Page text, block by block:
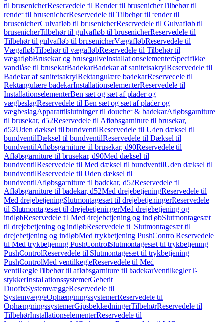
til brusenicherReservedele til Render til brusenicherTilbehør til
render til brusenicherReservedele til Tilbehør til render til
brusenicherGulvafløb til brusenicherReservedele til Gulvafløb til
brusenicherTilbehør til gulvafløb til brusenicherReservedele til
Tilbehør til gulvafløb til brusenicherVægafløbReservedele til
VægafløbTilbehør til vægafløbReservedele til Tilbehør til
vægafløbBrusekar og brusegulveInstallationselementerSpecifikke
vandlåse til brusekarBadekarBadekar af sanitetsakrylReservedele til
Badekar af sanitetsakrylRektangulære badekarReservedele til
Rektangulære badekarInstallationselementerReservedele til
InstallationselementerBen sæt og sæt af plader og
vægbeslagReservedele til Ben sæt og sæt af plader og
vægbeslagApparattilslutninger til doucher & badekarAfløbsgarniture
til brusekar, d52Reservedele til Afløbsgarniture til brusekar,
d52Uden dæksel til bundventilReservedele til Uden dæksel til
bundventilDæksel til bundventilReservedele til Dæksel til
bundventilAfløbsgarniture til brusekar, d90Reservedele til
Afløbsgarniture til brusekar, d90Med dæksel til
bundventilReservedele til Med dæksel til bundventilUden dæksel til
bundventilReservedele til Uden dæksel til
bundventilAfløbsgarniture til badekar, d52Reservedele til
Afløbsgarniture til badekar, d52Med drejebetjeningReservedele til
Med drejebetjeningSlutmontagesæt til drejebetjeningerReservedele
til Slutmontagesæt til drejebetjeningerMed drejebetjening og
indløbReservedele til Med drejebetjening og indløbSlutmontagesæt
til drejebetjening og indløbReservedele til Slutmontagesæt til
drejebetjening og indløbMed trykbetjening PushControlReservedele
til Med trykbetjening PushControlSlutmontagesæt til trykbetjening
PushControlReservedele til Slutmontagesæt til trykbetjening
PushControlMed ventilkegleReservedele til Med
ventilkegleTilbehør til afløbsgarniture til badekarVentilkeglerT-
stykkerInstallationssystemerGeberit
DuofixSystemvæggeReservedele til
SystemvæggeOphængningssystemerReservedele til
OphængningssystemerGipsbeklædningerTilbehørReservedele til
TilbehørInstallationselementerReservedele til